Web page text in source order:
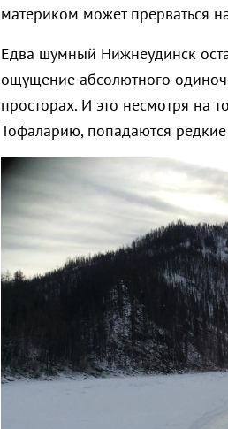
материком может прерваться
Едва шумный Нижнеудинск
ощущение абсолютного
просторах. И это несмотря на
Тофаларию, попадаются